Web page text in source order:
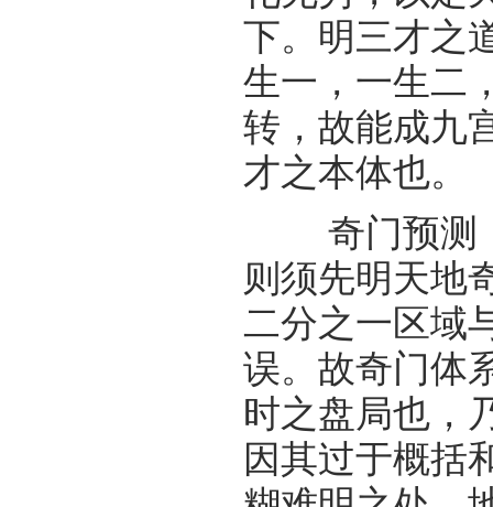
下。明三才之
生一，一生二
转，故能成九
才之本体也。
奇门预测，
则须先明天地
二分之一区域
误。故奇门体
时之盘局也，
因其过于概括